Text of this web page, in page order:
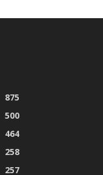
875
500
464
258
257